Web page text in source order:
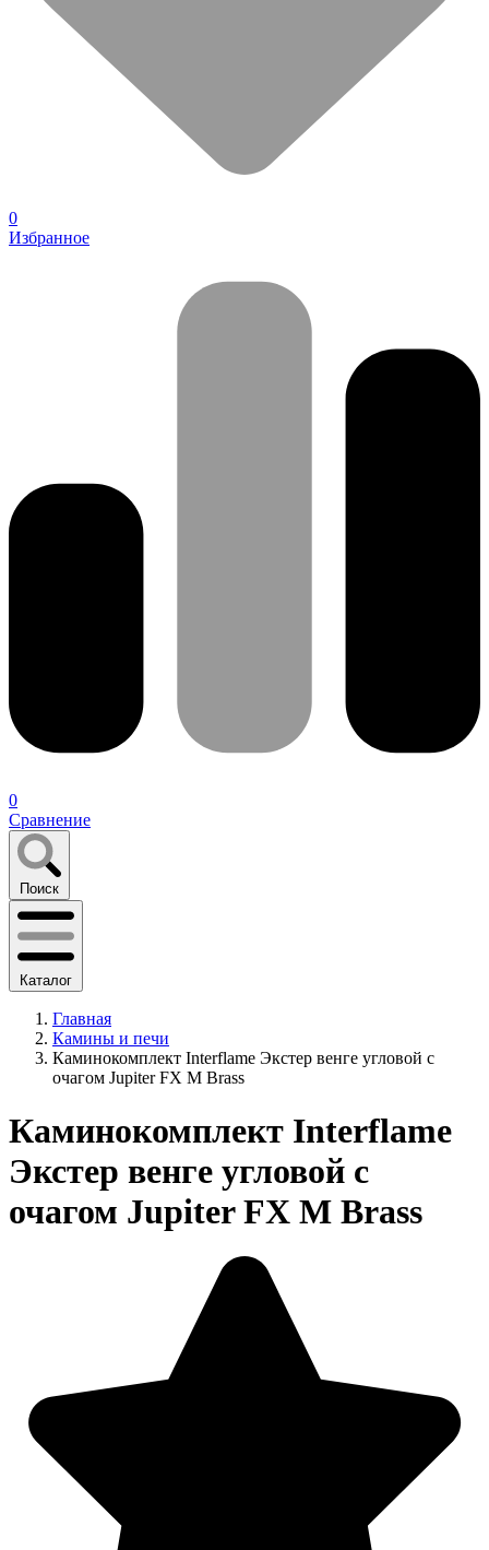
0
Избранное
0
Сравнение
Поиск
Каталог
Главная
Камины и печи
Каминокомплект Interflame Экстер венге угловой с
очагом Jupiter FX M Brass
Каминокомплект Interflame
Экстер венге угловой с
очагом Jupiter FX M Brass